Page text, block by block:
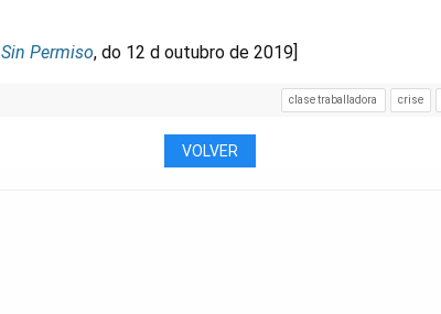
Sin Permiso, do 12 d outubro de 2019]
clase traballadora crise
VOLVER